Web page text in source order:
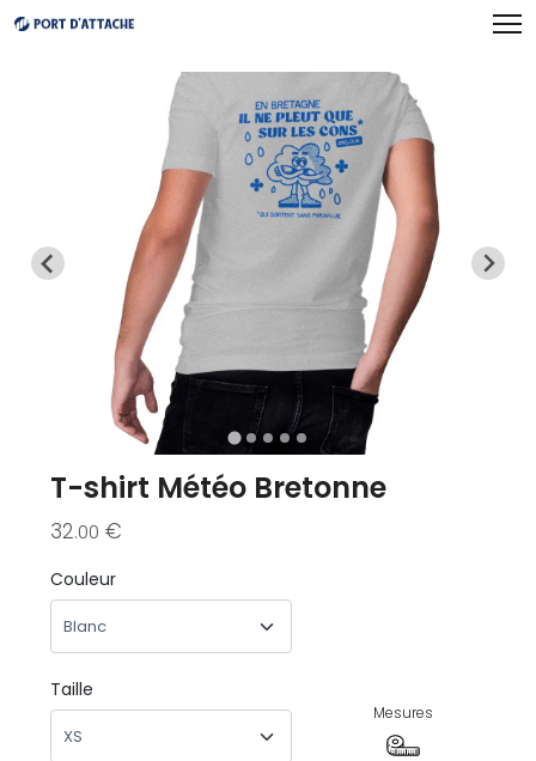
T-shirt Météo Bretonne
32.00 €
Couleur
Taille
Mesures
Panneau de gestion des cookies